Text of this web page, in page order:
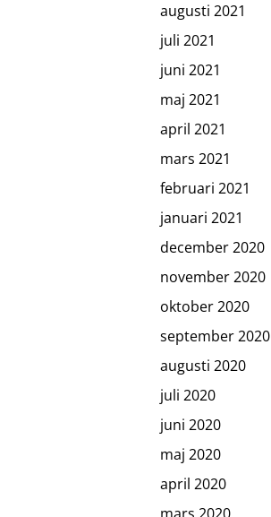
augusti 2021
juli 2021
juni 2021
maj 2021
april 2021
mars 2021
februari 2021
januari 2021
december 2020
november 2020
oktober 2020
september 2020
augusti 2020
juli 2020
juni 2020
maj 2020
april 2020